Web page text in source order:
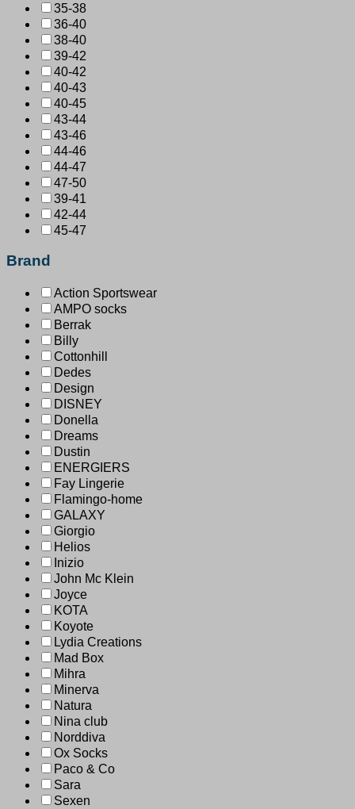
35-38
36-40
38-40
39-42
40-42
40-43
40-45
43-44
43-46
44-46
44-47
47-50
39-41
42-44
45-47
Brand
Action Sportswear
AMPO socks
Berrak
Billy
Cottonhill
Dedes
Design
DISNEY
Donella
Dreams
Dustin
ENERGIERS
Fay Lingerie
Flamingo-home
GALAXY
Giorgio
Helios
Inizio
John Mc Klein
Joyce
KOTA
Koyote
Lydia Creations
Mad Box
Mihra
Minerva
Natura
Nina club
Norddiva
Ox Socks
Paco & Co
Sara
Sexen